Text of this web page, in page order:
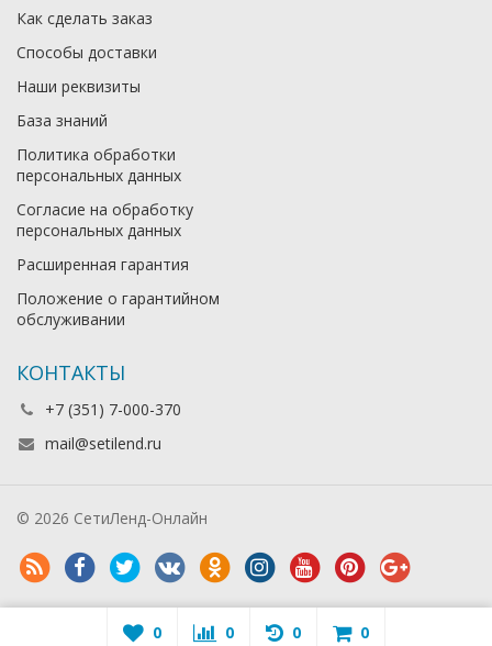
Как сделать заказ
Способы доставки
Наши реквизиты
База знаний
Политика обработки
персональных данных
Согласие на обработку
персональных данных
Расширенная гарантия
Положение о гарантийном
обслуживании
КОНТАКТЫ
+7 (351) 7-000-370
mail@setilend.ru
© 2026 СетиЛенд-Онлайн
0 0 0 0